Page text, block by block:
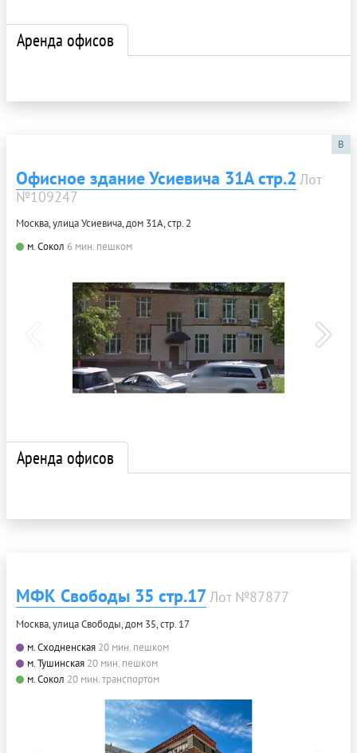
Аренда офисов
B
Офисное здание Усиевича 31А стр.2 Лот
№109247
Москва, улица Усиевича, дом 31А, стр. 2
м. Сокол 6 мин. пешком
Аренда офисов
МФК Свободы 35 стр.17Лот №87877
Москва, улица Свободы, дом 35, стр. 17
м. Сходненская 20 мин. пешком
м. Тушинская 20 мин. пешком
м. Сокол 20 мин. транспортом